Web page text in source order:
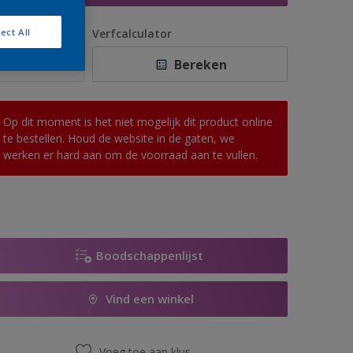
Verfcalculator
Bereken
Op dit moment is het niet mogelijk dit product online
te bestellen. Houd de website in de gaten, we
werken er hard aan om de voorraad aan te vullen.
Boodschappenlijst
Vind een winkel
All